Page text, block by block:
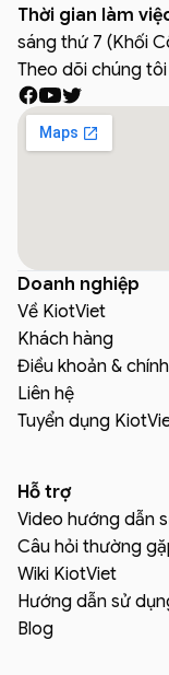
Thời gian làm
sáng thứ 7 (Khối
Theo dõi chúng
Doanh nghiệp
Về KiotViet
Khách hàng
Điều khoản &
Liên hệ
Tuyển dụng
Hỗ trợ
Video hướng dẫn
Câu hỏi thường
Wiki KiotViet
Hướng dẫn sử
Blog